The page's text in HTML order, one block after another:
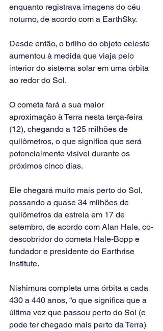
enquanto registrava imagens do céu
noturno, de acordo com a EarthSky.
Desde então, o brilho do objeto celeste
aumentou à medida que viaja pelo
interior do sistema solar em uma órbita
ao redor do Sol.
O cometa fará a sua maior
aproximação à Terra nesta terça-feira
(12), chegando a 125 milhões de
quilômetros, o que significa que será
potencialmente visível durante os
próximos cinco dias.
Ele chegará muito mais perto do Sol,
passando a quase 34 milhões de
quilômetros da estrela em 17 de
setembro, de acordo com Alan Hale, co-
descobridor do cometa Hale-Bopp e
fundador e presidente do Earthrise
Institute.
Nishimura completa uma órbita a cada
430 a 440 anos, “o que significa que a
última vez que passou perto do Sol (e
pode ter chegado mais perto da Terra)